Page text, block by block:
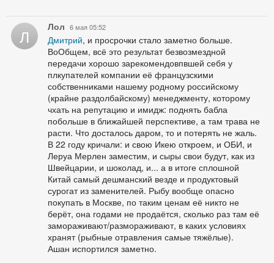
Л Лол 6 мая 05:52
Дмитрий, и просрочки стало заметно больше.
ВоОбщем, всё это результат безвозмездной
передачи хорошо зарекомендовпвшей себя у
плкупателей компании её французскими
собственниками нашему родному российскому
(крайне раздолбайскому) менеджменту, которому
чхать на репутацию и имидж: поднять бабла
побольше в ближайшей перспективе, а там трава не
расти. Что досталось даром, то и потерять не жаль.
В 22 году кричали: и свою Икею откроем, и ОБИ, и
Леруа Мерлен заместим, и сыры свои будут, как из
Швейцарии, и шоколад, и... а в итоге сплошной
Китай самый дешманский везде и продуктовый
сурогат из заменителей. Рыбу вообще опасно
покупать в Москве, по таким ценам её никто не
берёт, она годами не продаётся, сколько раз там её
замораживают/размораживают, в каких условиях
хранят (рыбные отравления самые тяжёлые).
Ашан испортился заметно.